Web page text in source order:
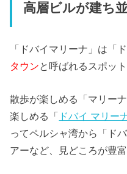
高層ビルが建ち
「ドバイマリーナ」は「
タウンと呼ばれるスポット
散歩が楽しめる「マリー
楽しめる「 ドバイ マリー
ってペルシャ湾から「ド
アーなど、見どころが豊富